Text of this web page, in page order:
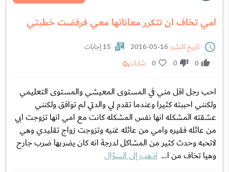
امي تخاف ان تتكرر معاناتها معي فرفضت خطبتي
تاريخ النشر:
15 إجابات
0
0
0 شارك
احب رجل اقل مني في المستوى المعيشي والمستوى التعليمي
ولكنني احببته كثيرا وعندما تقدم لي والدتي لم توافق ولكنني
عشقته المشكله انها نفس المشكله كانت مع امي انها تزوجت ابي
من عائله فقيره وامي من عائله غنيه وتزوجت زواج تقليدي وهي
لاتحبه وحدث كثير من المشاكل لدرجة انه كان يضربها ضرب جارح
وهيا تخاف من ا... اذهب إلى السؤال